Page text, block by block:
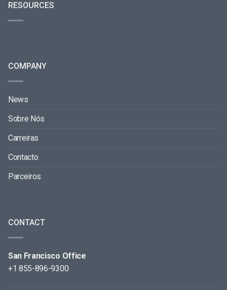
RESOURCES
COMPANY
News
Sobre Nós
Carreiras
Contacto
Parceiros
CONTACT
San Francisco Office
+1 855-896-9300